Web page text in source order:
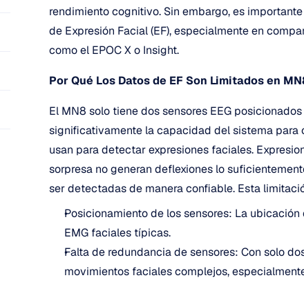
rendimiento cognitivo. Sin embargo, es
de Expresión Facial (EF), especialmente en
como el EPOC X o Insight.
Por Qué Los Datos de EF Son Limitados en
El MN8 solo tiene dos sensores EEG
significativamente la capacidad del sistema
usan para detectar expresiones faciales.
sorpresa no generan deflexiones lo
ser detectadas de manera confiable. Esta
Posicionamiento de los sensores: La
EMG faciales típicas.
Falta de redundancia de sensores: Con solo
movimientos faciales complejos,